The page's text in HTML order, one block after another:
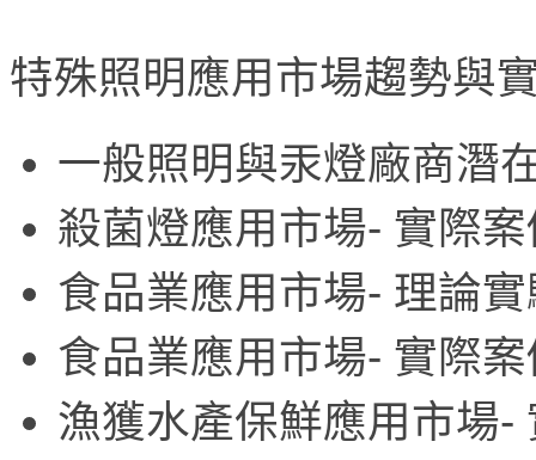
特殊照明應用市場趨勢與
一般照明與汞燈廠商潛
殺菌燈應用市場- 實際
食品業應用市場- 理論
食品業應用市場- 實際
漁獲水產保鮮應用市場-